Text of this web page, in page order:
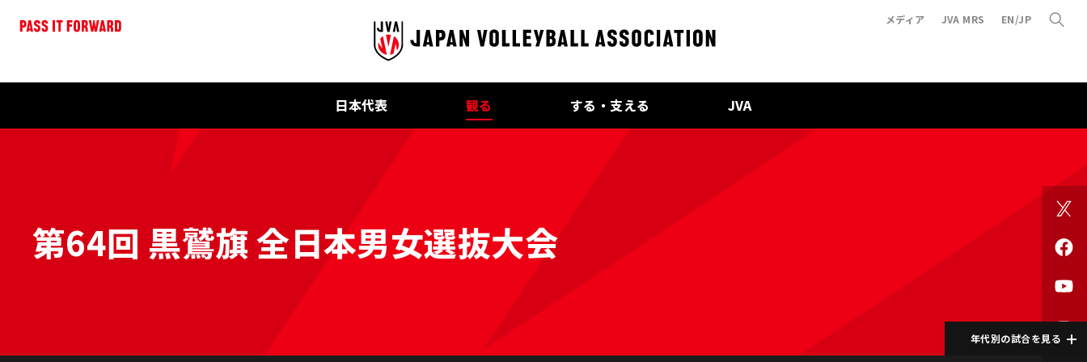
メディア JVA MRS EN/JP
日本代表 観る する・支える JVA
第64回 黒鷲旗 全日本男女選抜大会
年代別の試合を見る